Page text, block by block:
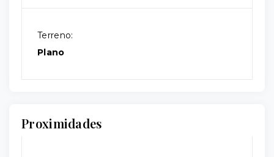
Terreno:
Plano
Proximidades